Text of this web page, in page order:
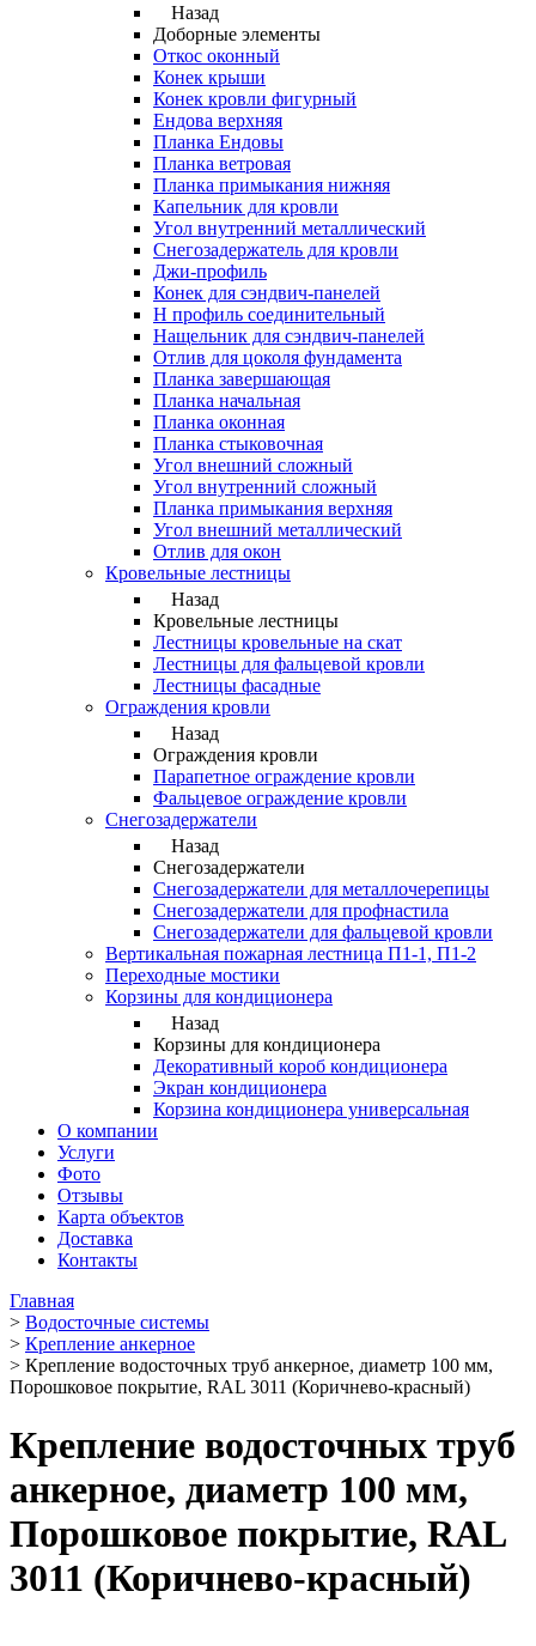
Назад
Доборные элементы
Откос оконный
Конек крыши
Конек кровли фигурный
Ендова верхняя
Планка Ендовы
Планка ветровая
Планка примыкания нижняя
Капельник для кровли
Угол внутренний металлический
Снегозадержатель для кровли
Джи-профиль
Конек для сэндвич-панелей
Н профиль соединительный
Нащельник для сэндвич-панелей
Отлив для цоколя фундамента
Планка завершающая
Планка начальная
Планка оконная
Планка стыковочная
Угол внешний сложный
Угол внутренний сложный
Планка примыкания верхняя
Угол внешний металлический
Отлив для окон
Кровельные лестницы
Назад
Кровельные лестницы
Лестницы кровельные на скат
Лестницы для фальцевой кровли
Лестницы фасадные
Ограждения кровли
Назад
Ограждения кровли
Парапетное ограждение кровли
Фальцевое ограждение кровли
Снегозадержатели
Назад
Снегозадержатели
Снегозадержатели для металлочерепицы
Снегозадержатели для профнастила
Снегозадержатели для фальцевой кровли
Вертикальная пожарная лестница П1-1, П1-2
Переходные мостики
Корзины для кондиционера
Назад
Корзины для кондиционера
Декоративный короб кондиционера
Экран кондиционера
Корзина кондиционера универсальная
О компании
Услуги
Фото
Отзывы
Карта объектов
Доставка
Контакты
Главная
> Водосточные системы
> Крепление анкерное
> Крепление водосточных труб анкерное, диаметр 100 мм,
Порошковое покрытие, RAL 3011 (Коричнево-красный)
Крепление водосточных труб
анкерное, диаметр 100 мм,
Порошковое покрытие, RAL
3011 (Коричнево-красный)